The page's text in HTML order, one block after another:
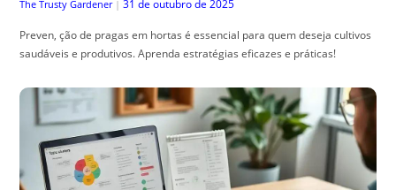
The Trusty Gardener | 31 de outubro de 2025
Preven, ção de pragas em hortas é essencial para quem deseja cultivos
saudáveis e produtivos. Aprenda estratégias eficazes e práticas!